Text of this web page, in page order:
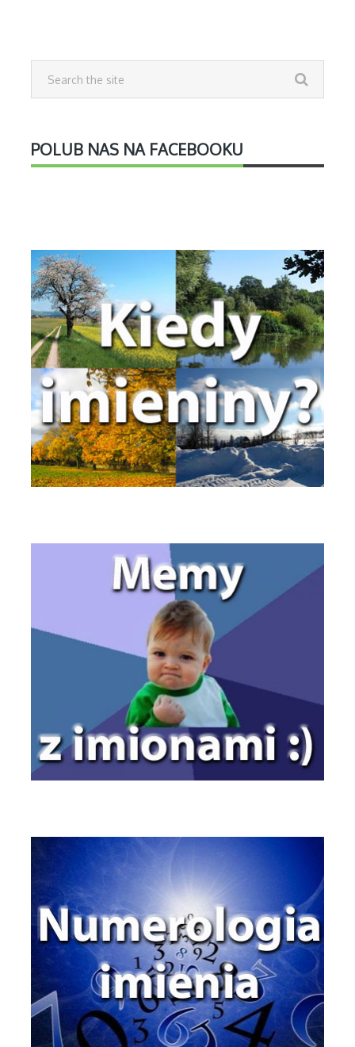
POLUB NAS NA FACEBOOKU